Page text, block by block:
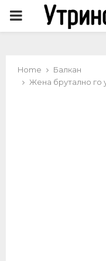
PRIMARY
Home
Балкан
Жена брутално го